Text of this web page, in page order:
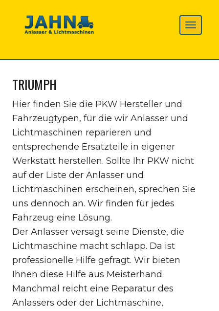
TRIUMPH
Hier finden Sie die PKW Hersteller und
Fahrzeugtypen, für die wir Anlasser und
Lichtmaschinen reparieren und
entsprechende Ersatzteile in eigener
Werkstatt herstellen. Sollte Ihr PKW nicht
auf der Liste der Anlasser und
Lichtmaschinen erscheinen, sprechen Sie
uns dennoch an. Wir finden für jedes
Fahrzeug eine Lösung.
Der Anlasser versagt seine Dienste, die
Lichtmaschine macht schlapp. Da ist
professionelle Hilfe gefragt. Wir bieten
Ihnen diese Hilfe aus Meisterhand.
Manchmal reicht eine Reparatur des
Anlassers oder der Lichtmaschine,